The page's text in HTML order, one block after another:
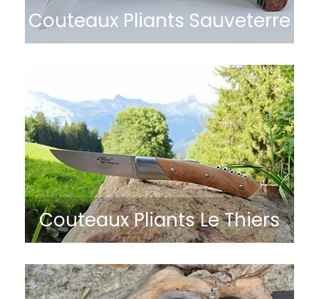
Couteaux Pliants Sauveterre
Couteaux Pliants Le Thiers